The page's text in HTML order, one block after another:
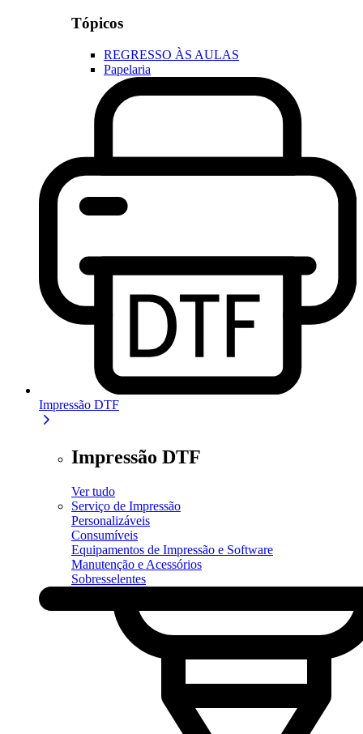
Tópicos
REGRESSO ÀS AULAS
Papelaria
Impressão DTF
Impressão DTF
Ver tudo
Serviço de Impressão
Personalizáveis
Consumíveis
Equipamentos de Impressão e Software
Manutenção e Acessórios
Sobresselentes